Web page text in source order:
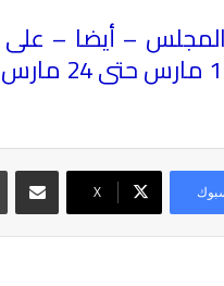
– أيضا – على
X
مشاركة